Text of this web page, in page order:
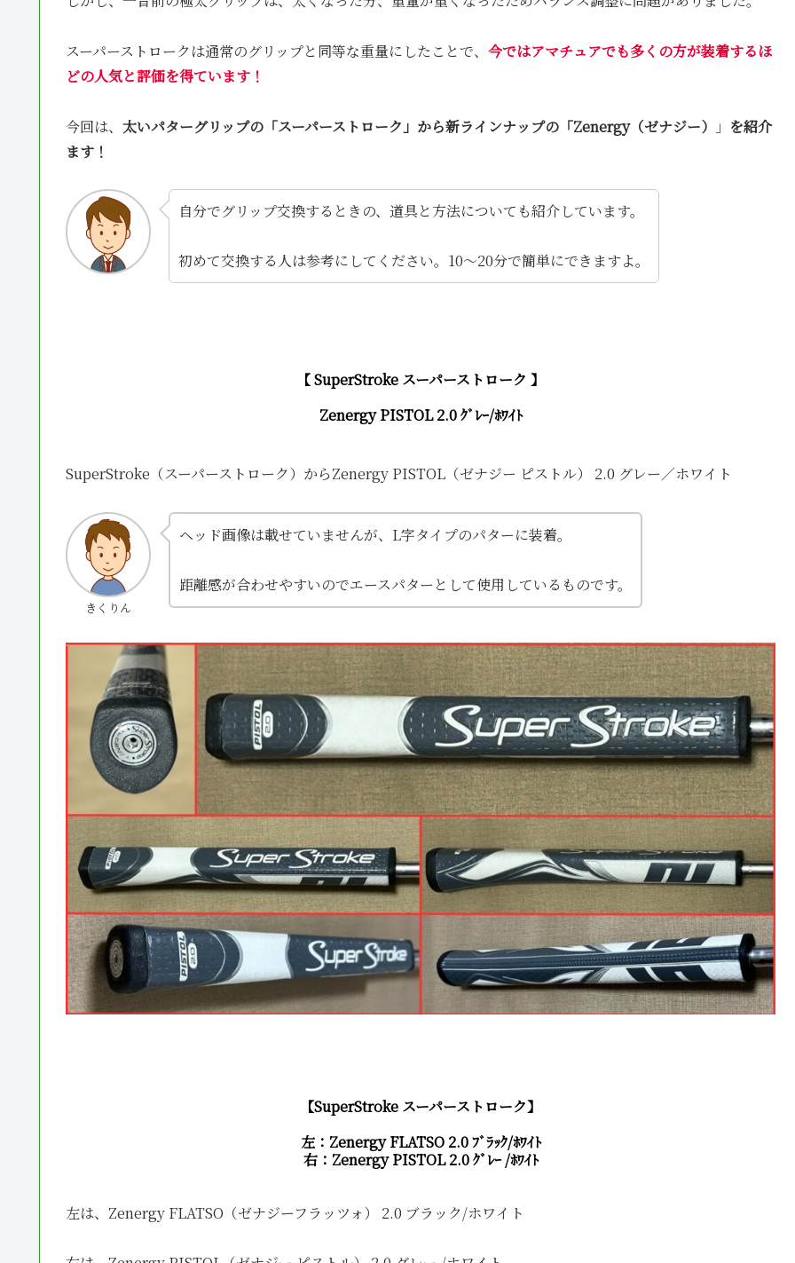
スーパーストロークは通常のグリップと同等な重量にしたことで、 今ではアマチュアでも多くの方が装着するほ
どの人気と評価を得ています ！
今回は、 太いパターグリップの「スーパーストローク」から新ラインナップの「Zenergy（ゼナジー） 」 を紹介
ます！
自分でグリップ交換するときの、道具と方法についても紹介しています。
初めて交換する人は参考にしてください。10～20分で簡単にできますよ。
【 SuperStroke スーパーストローク 】
Zenergy PISTOL 2.0 ｸﾞﾚｰ/ﾎﾜｲﾄ
SuperStroke（スーパーストローク）からZenergy PISTOL（ゼナジー ピストル） 2.0 グレー／ホワイト
きくりん
ヘッド画像は載せていませんが、L字タイプのパターに装着。
距離感が合わせやすいのでエースパターとして使用しているものです。
【SuperStroke スーパーストローク】
左：Zenergy FLATSO 2.0 ﾌﾞﾗｯｸ/ﾎﾜｲﾄ
右：Zenergy PISTOL 2.0 ｸﾞﾚｰ /ﾎﾜｲﾄ
左は、Zenergy FLATSO（ゼナジーフラッツォ） 2.0 ブラック/ホワイト